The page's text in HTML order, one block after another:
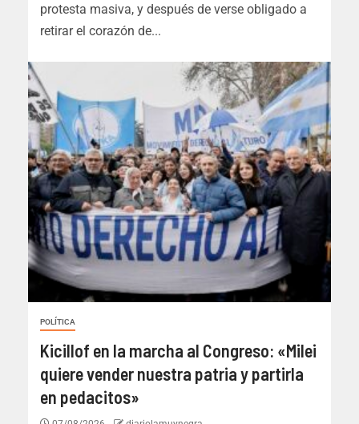
protesta masiva, y después de verse obligado a
retirar el corazón de...
POLÍTICA
Kicillof en la marcha al Congreso: «Milei
quiere vender nuestra patria y partirla
en pedacitos»